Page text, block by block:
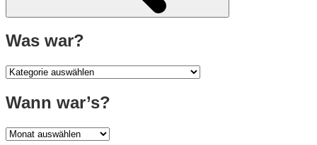
Was war?
Was
Wann war’s?
Wann